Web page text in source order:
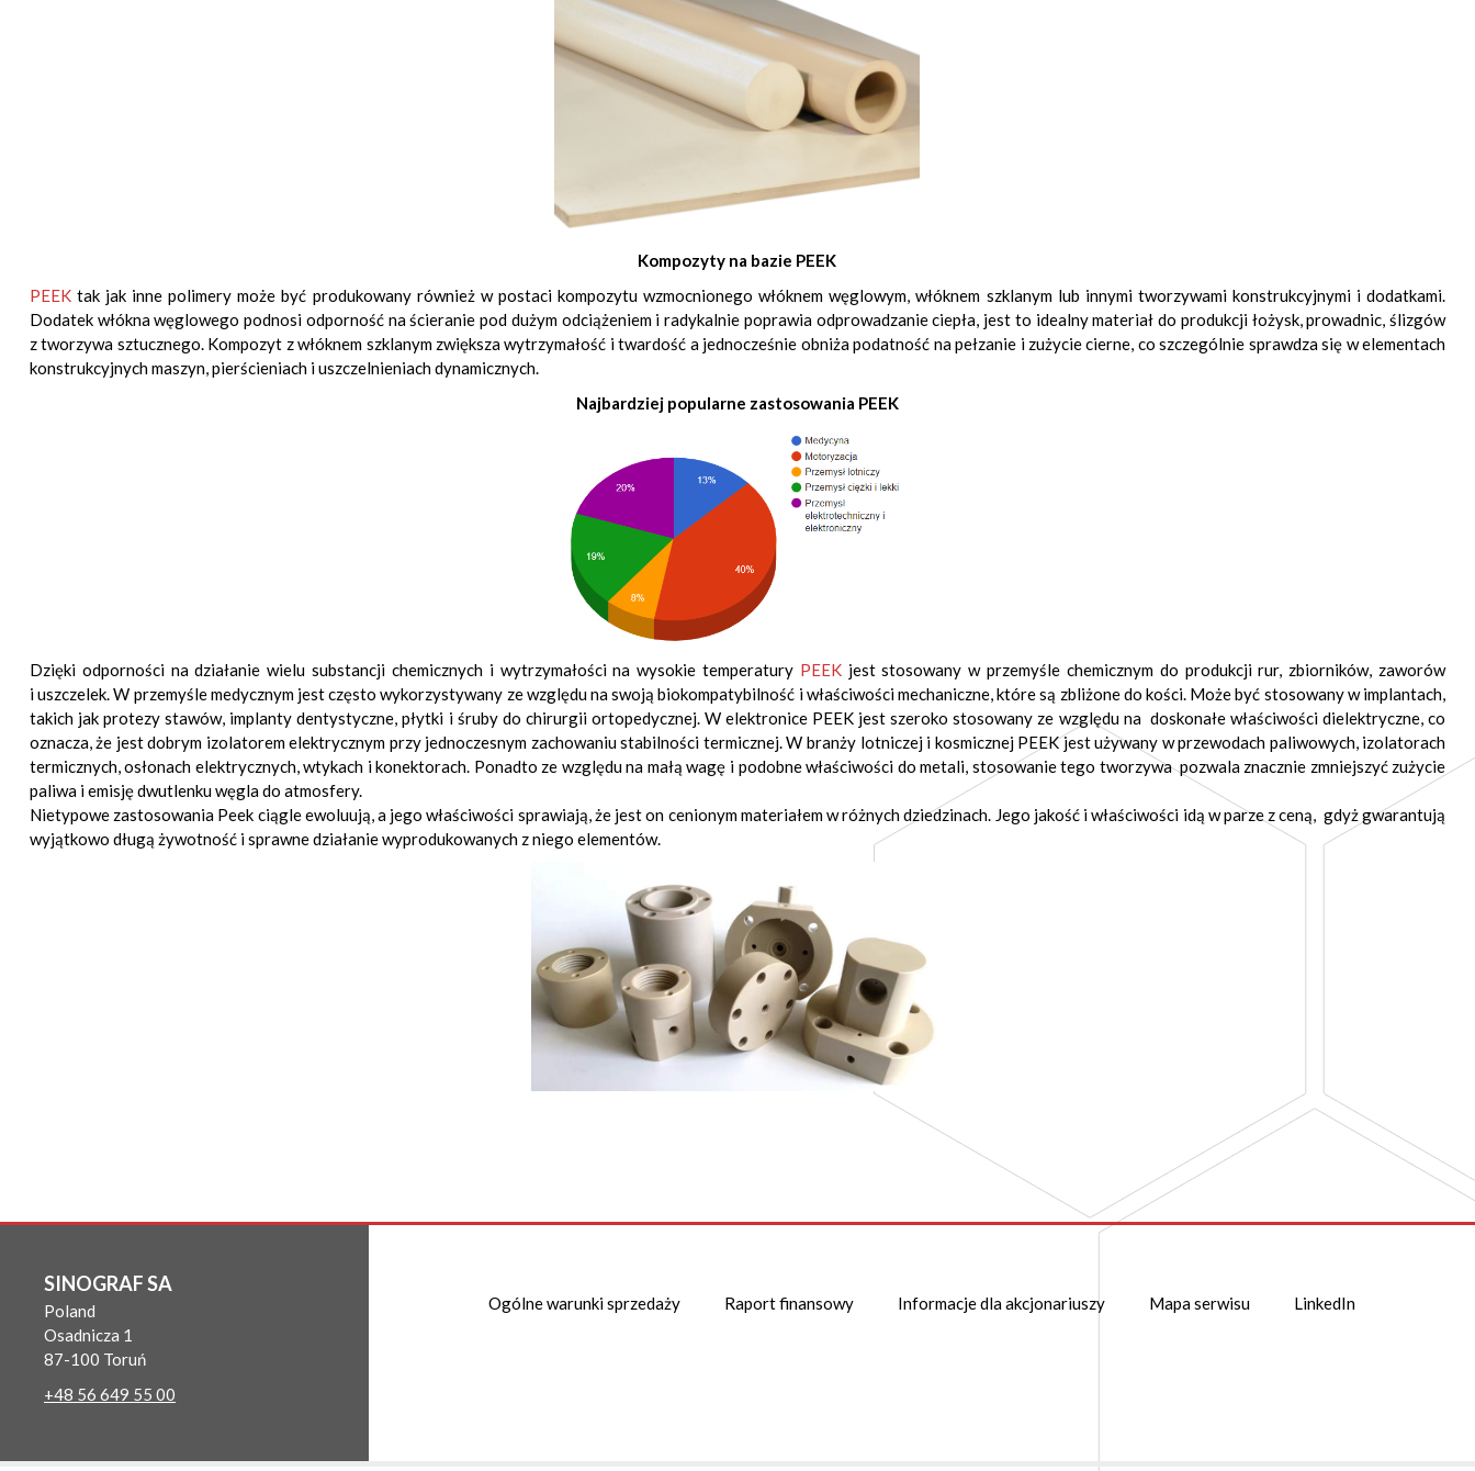
Kompozyty na bazie PEEK
PEEKtak jak inne polimery może być produkowany również w postaci kompozytu wzmocnionego włóknem węglowym, włóknem szklanym lub innymi tworzywami konstrukcyjnymi i dodatkami.
Dodatek włókna węglowego podnosi odporność na ścieranie pod dużym odciążeniem i radykalnie poprawia odprowadzanie ciepła, jest to idealny materiał do produkcji łożysk, prowadnic, ślizgów
z tworzywa sztucznego. Kompozyt z włóknem szklanym zwiększa wytrzymałość i twardość a jednocześnie obniża podatność na pełzanie i zużycie cierne, co szczególnie sprawdza się w elementach
konstrukcyjnych maszyn, pierścieniach i uszczelnieniach dynamicznych.
Najbardziej popularne zastosowania PEEK
Dzięki odporności na działanie wielu substancji chemicznych i wytrzymałości na wysokie temperatury PEEKjest stosowany w przemyśle chemicznym do produkcji rur, zbiorników, zaworów
i uszczelek. W przemyśle medycznym jest często wykorzystywany ze względu na swoją biokompatybilność i właściwości mechaniczne, które są zbliżone do kości. Może być stosowany w implantach,
takich jak protezy stawów, implanty dentystyczne, płytki i śruby do chirurgii ortopedycznej. W elektronice PEEK jest szeroko stosowany ze względu na doskonałe właściwości dielektryczne, co
oznacza, że jest dobrym izolatorem elektrycznym przy jednoczesnym zachowaniu stabilności termicznej. W branży lotniczej i kosmicznej PEEK jest używany w przewodach paliwowych, izolatorach
termicznych, osłonach elektrycznych, wtykach i konektorach. Ponadto ze względu na małą wagę i podobne właściwości do metali, stosowanie tego tworzywa pozwala znacznie zmniejszyć zużycie
paliwa i emisję dwutlenku węgla do atmosfery.
Nietypowe zastosowania Peek ciągle ewoluują, a jego właściwości sprawiają, że jest on cenionym materiałem w różnych dziedzinach. Jego jakość i właściwości idą w parze z ceną, gdyż gwarantują
wyjątkowo długą żywotność i sprawne działanie wyprodukowanych z niego elementów.
SINOGRAF SA
Poland
Osadnicza 1
87-100 Toruń
+48 56 649 55 00
Ogólne warunki sprzedaży Raport finansowy Informacje dla akcjonariuszy Mapa serwisu LinkedIn